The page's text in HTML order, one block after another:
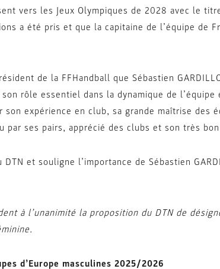
vers les Jeux Olympiques de 2028 avec le
a été pris et que la capitaine de l’équipe de
de la FFHandball que Sébastien
rôle essentiel dans la dynamique de
expérience en club, sa grande maîtrise des
ses pairs, apprécié des clubs et son très bon
et souligne l’importance de Sébastien
à l’unanimité la proposition du DTN de
d’Europe masculines 2025/2026